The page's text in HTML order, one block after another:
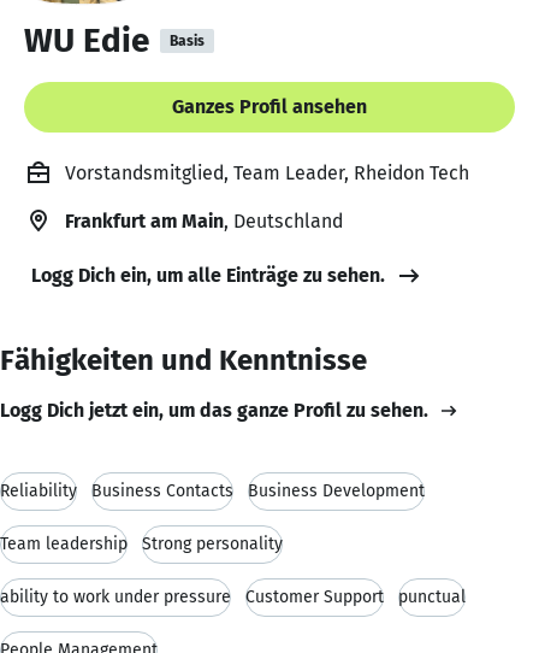
WU Edie Basis
Ganzes Profil ansehen
Vorstandsmitglied, Team Leader, Rheidon Tech
Frankfurt am Main, Deutschland
Logg Dich ein, um alle Einträge zu sehen.
Fähigkeiten und Kenntnisse
Logg Dich jetzt ein, um das ganze Profil zu sehen.
Reliability Business Contacts Business Development
Team leadership Strong personality
ability to work under pressure Customer Support punctual